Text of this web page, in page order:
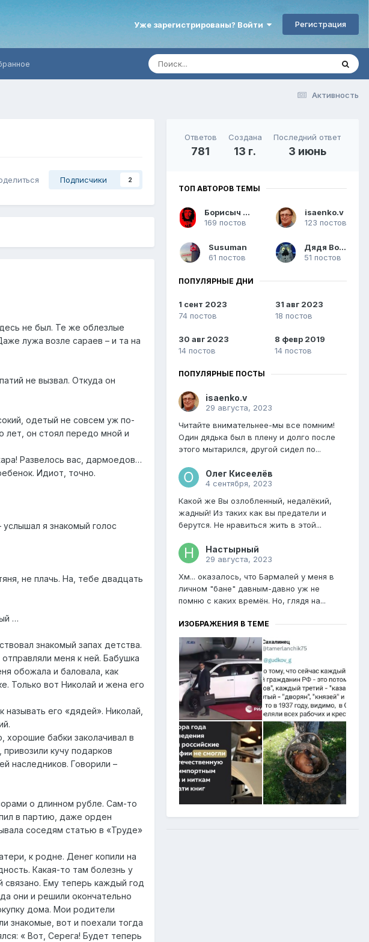
Уже зарегистрированы? Войти Регистрация
Активность
Подписчики 2
не был. Те же облезлые
лужа возле сараев – и та на
не вызвал. Откуда он
одетый не совсем уж по-
лет, он стоял передо мной и
Развелось вас, дармоедов…
Идиот, точно.
я знакомый голос
не плачь. На, тебе двадцать
…
знакомый запах детства.
меня к ней. Бабушка
обожала и баловала, как
Только вот Николай и жена его
его «дядей». Николай,
бабки заколачивал в
кучу подарков
наследников. Говорили –
о длинном рубле. Сам-то
в партию, даже орден
соседям статью в «Труде»
к родне. Денег копили на
Какая-то там болезнь у
связано. Ему теперь каждый год
они и решили окончательно
дома. Мои родители
знакомые, вот и поехали тогда
« Вот, Серега! Будет теперь
Ответов
781
Создана
13 г.
Последний ответ
3 июнь
ТОП АВТОРОВ ТЕМЫ
Борисыч МСК
169 постов
isaenko.v
123 постов
Susuman
61 постов
Дядя Вова
51 постов
ПОПУЛЯРНЫЕ ДНИ
1 сент 2023
74 постов
31 авг 2023
18 постов
30 авг 2023
14 постов
8 февр 2019
14 постов
ПОПУЛЯРНЫЕ ПОСТЫ
isaenko.v
29 августа, 2023
Читайте внимательнее-мы все помним!
Один дядька был в плену и долго после
этого мытарился, другой сидел по...
Олег Кисеелёв
4 сентября, 2023
Какой же Вы озлобленный, недалёкий,
жадный! Из таких как вы предатели и
берутся. Не нравиться жить в этой...
Настырный
29 августа, 2023
Хм... оказалось, что Бармалей у меня в
личном "бане" давным-давно уж не
помню с каких времён. Но, глядя на...
ИЗОБРАЖЕНИЯ В ТЕМЕ